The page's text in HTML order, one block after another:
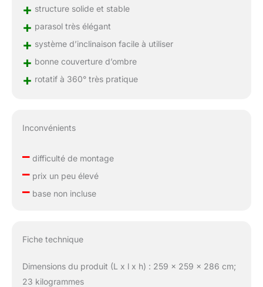
+ structure solide et stable
+ parasol très élégant
+ système d’inclinaison facile à utiliser
+ bonne couverture d’ombre
+ rotatif à 360° très pratique
Inconvénients
–difficulté de montage
–prix un peu élevé
–base non incluse
Fiche technique
Dimensions du produit (L x l x h) : 259 x 259 x 286 cm;
23 kilogrammes